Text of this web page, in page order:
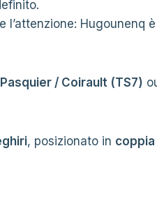
Hugounenq è
Pasquier / Coirault (TS7)
, posizionato in coppia